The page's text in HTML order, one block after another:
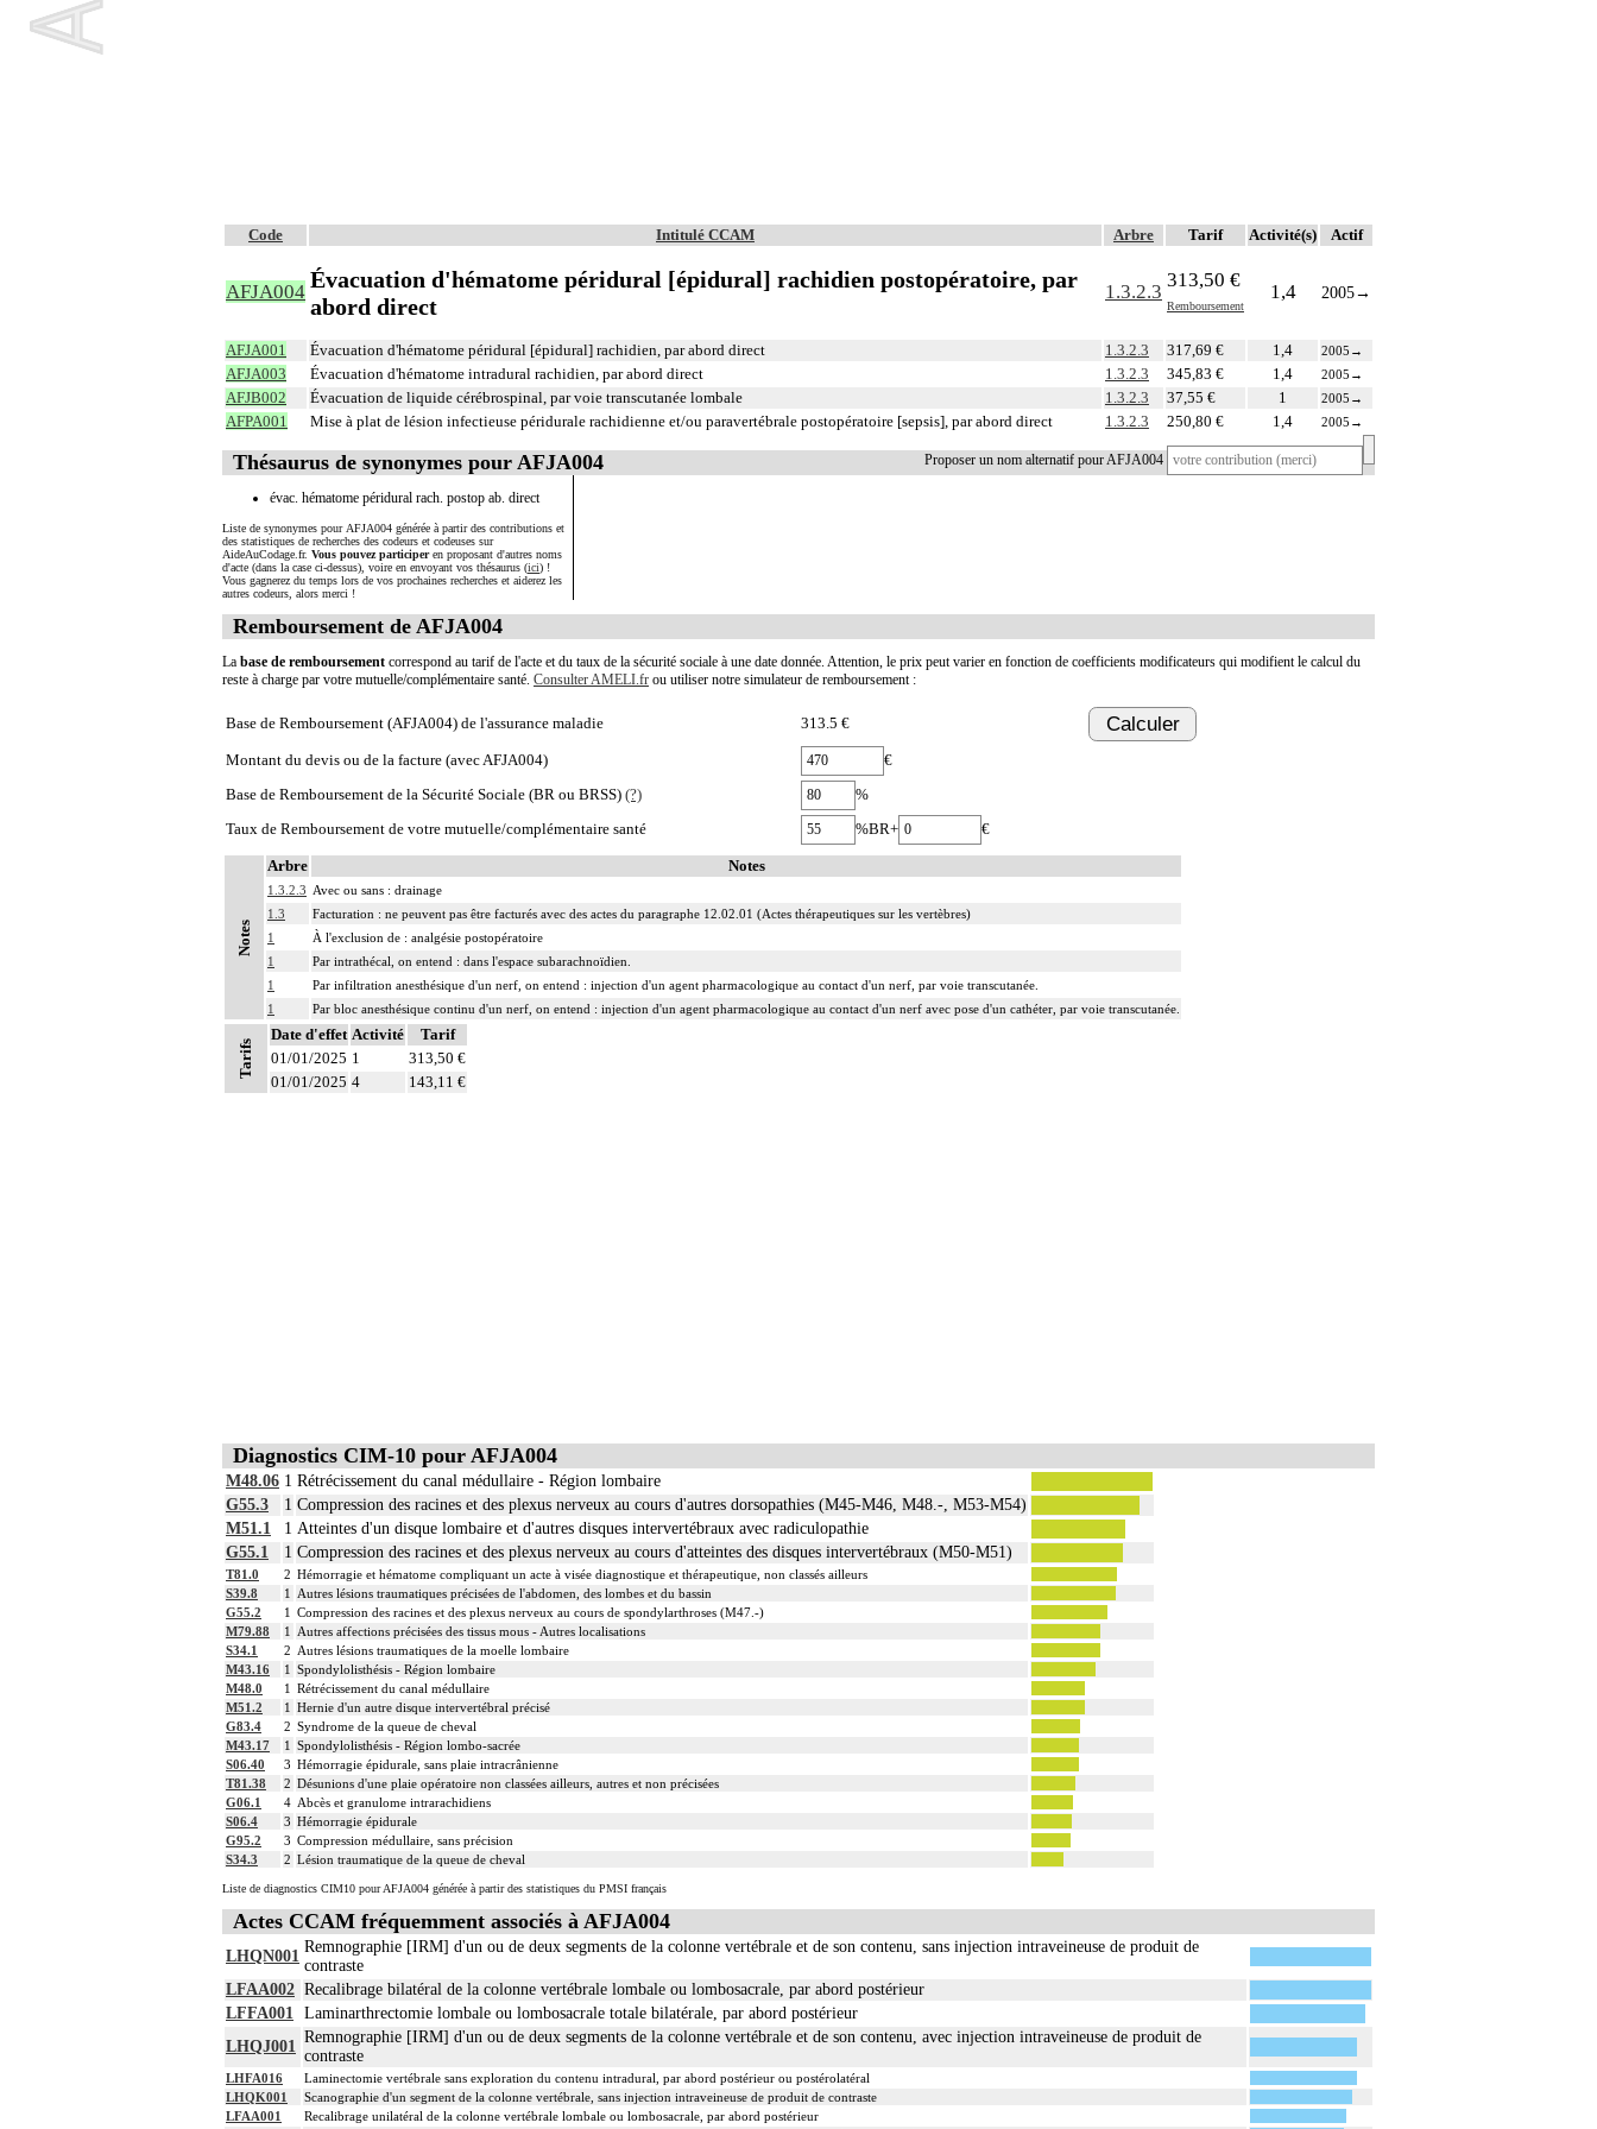
Code Intitulé CCAM Arbre Tarif Activité(s) Actif
AFJA004 Évacuation d'hématome péridural [épidural] rachidien postopératoire, par
abord direct
1.3.2.3
313,50 €
Remboursement
1,4 2005→
AFJA001 Évacuation d'hématome péridural [épidural] rachidien, par abord direct 1.3.2.3 317,69 € 1,4 2005 →
AFJA003 Évacuation d'hématome intradural rachidien, par abord direct 1.3.2.3 345,83 € 1,4 2005 →
AFJB002 Évacuation de liquide cérébrospinal, par voie transcutanée lombale 1.3.2.3 37,55 € 1 2005 →
AFPA001 Mise à plat de lésion infectieuse péridurale rachidienne et/ou paravertébrale postopératoire [sepsis], par abord direct 1.3.2.3 250,80 € 1,4 2005 →
Proposer un nom alternatif pour AFJA004
Thésaurus de synonymes pour AFJA004
évac. hématome péridural rach. postop ab. direct
Liste de synonymes pour AFJA004 générée à partir des contributions et
des statistiques de recherches des codeurs et codeuses sur
AideAuCodage.fr. Vous pouvez participeren proposant d'autres noms
d'acte (dans la case ci-dessus), voire en envoyant vos thésaurus (ici) !
Vous gagnerez du temps lors de vos prochaines recherches et aiderez les
autres codeurs, alors merci !
Remboursement de AFJA004
La base de remboursement correspond au tarif de l'acte et du taux de la sécurité sociale à une date donnée. Attention, le prix peut varier en fonction de coefficients modificateurs qui modifient le calcul du
reste à charge par votre mutuelle/complémentaire santé. Consulter AMELI.fr ou utiliser notre simulateur de remboursement :
Base de Remboursement (AFJA004) de l'assurance maladie 313.5 € Calculer
Montant du devis ou de la facture (avec AFJA004)
€
Base de Remboursement de la Sécurité Sociale (BR ou BRSS) (?)
%
Taux de Remboursement de votre mutuelle/complémentaire santé
%BR+ €
Notes
Arbre Notes
1.3.2.3 Avec ou sans : drainage
1.3
Facturation : ne peuvent pas être facturés avec des actes du paragraphe 12.02.01 (Actes thérapeutiques sur les vertèbres)
1
À l'exclusion de : analgésie postopératoire
1
Par intrathécal, on entend : dans l'espace subarachnoïdien.
1
Par infiltration anesthésique d'un nerf, on entend : injection d'un agent pharmacologique au contact d'un nerf, par voie transcutanée.
1
Par bloc anesthésique continu d'un nerf, on entend : injection d'un agent pharmacologique au contact d'un nerf avec pose d'un cathéter, par voie transcutanée.
Tarifs
Date d'effet Activité
Tarif
01/01/2025 1
313,50 €
01/01/2025 4 143,11 €
Diagnostics CIM-10 pour AFJA004
M48.06 1 Rétrécissement du canal médullaire - Région lombaire
G55.3
1 Compression des racines et des plexus nerveux au cours d'autres dorsopathies (M45-M46, M48.-, M53-M54)
M51.1
1 Atteintes d'un disque lombaire et d'autres disques intervertébraux avec radiculopathie
G55.1
1 Compression des racines et des plexus nerveux au cours d'atteintes des disques intervertébraux (M50-M51)
T81.0 2 Hémorragie et hématome compliquant un acte à visée diagnostique et thérapeutique, non classés ailleurs
S39.8
1
Autres lésions traumatiques précisées de l'abdomen, des lombes et du bassin
G55.2
1 Compression des racines et des plexus nerveux au cours de spondylarthroses (M47.-)
M79.88
1
Autres affections précisées des tissus mous - Autres localisations
S34.1
2 Autres lésions traumatiques de la moelle lombaire
M43.16
1 Spondylolisthésis - Région lombaire
M48.0
1 Rétrécissement du canal médullaire
M51.2
1 Hernie d'un autre disque intervertébral précisé
G83.4
2 Syndrome de la queue de cheval
M43.17
1 Spondylolisthésis - Région lombo-sacrée
S06.40
3 Hémorragie épidurale, sans plaie intracrânienne
T81.38
2 Désunions d'une plaie opératoire non classées ailleurs, autres et non précisées
G06.1
4 Abcès et granulome intrarachidiens
S06.4
3 Hémorragie épidurale
G95.2
3 Compression médullaire, sans précision
S34.3
2 Lésion traumatique de la queue de cheval
Liste de diagnostics CIM10 pour AFJA004 générée à partir des statistiques du PMSI français
Actes CCAM fréquemment associés à AFJA004
LHQN001
Remnographie [IRM] d'un ou de deux segments de la colonne vertébrale et de son contenu, sans injection intraveineuse de produit de
contraste
LFAA002 Recalibrage bilatéral de la colonne vertébrale lombale ou lombosacrale, par abord postérieur
LFFA001 Laminarthrectomie lombale ou lombosacrale totale bilatérale, par abord postérieur
LHQJ001
Remnographie [IRM] d'un ou de deux segments de la colonne vertébrale et de son contenu, avec injection intraveineuse de produit de
contraste
LHFA016
Laminectomie vertébrale sans exploration du contenu intradural, par abord postérieur ou postérolatéral
LHQK001
Scanographie d'un segment de la colonne vertébrale, sans injection intraveineuse de produit de contraste
LFAA001
Recalibrage unilatéral de la colonne vertébrale lombale ou lombosacrale, par abord postérieur